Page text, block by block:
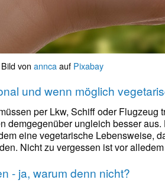
von anncaauf Pixabay
und wenn möglich
per Lkw, Schiff oder Flugzeug
demgegenüber ungleich besser
eine vegetarische Lebensweise,
Nicht zu vergessen ist vor
- ja, warum denn nicht?